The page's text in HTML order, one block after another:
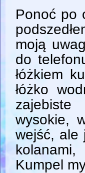
Ponoć po
moją
do
łóżkiem
łóżko
zajebiste
wysokie,
wejść, ale
Kumpel